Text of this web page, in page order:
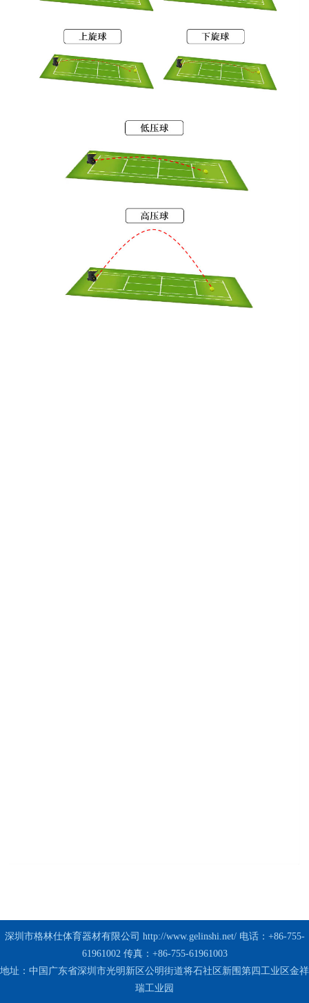
深圳市格林仕体育器材有限公司 http://www.gelinshi.net/电话：+86-755-
61961002 传真：+86-755-61961003
地址：中国广东省深圳市光明新区公明街道将石社区新围第四工业区金祥
瑞工业园